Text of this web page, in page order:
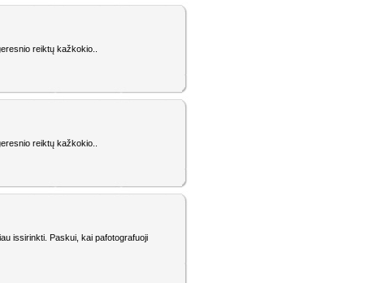
reiktų kažkokio..
reiktų kažkokio..
issirinkti. Paskui, kai pafotografuoji